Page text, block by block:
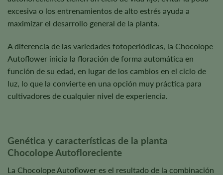
excesiva o los entrenamientos de alto estrés ayuda a
maximizar el desarrollo general de la planta.
A diferencia de las variedades fotoperiódicas, la Chocolope
Autoflower inicia la floración de forma automática en
función de su edad, en lugar de los cambios en el ciclo de
luz, lo que la convierte en una opción muy práctica para
cultivadores de cualquier nivel de experiencia.
Genética y características de la planta
Chocolope Autofloreciente
La Chocolope Autoflower es el resultado de la combinación